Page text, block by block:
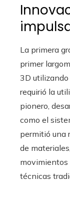
La primera
primer
3D
requirió la
pionero,
como el
permitió una
de
movimientos
técnicas